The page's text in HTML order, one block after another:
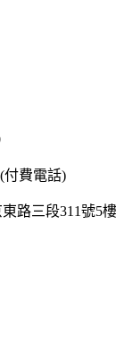
付費電話)
路三段311號5樓